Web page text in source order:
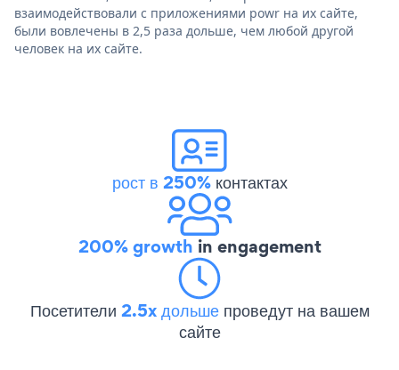
взаимодействовали с приложениями powr на их сайте,
были вовлечены в 2,5 раза дольше, чем любой другой
человек на их сайте.
рост в 250%контактах
200% growth in engagement
Посетители 2.5x дольше проведут на вашем
сайте